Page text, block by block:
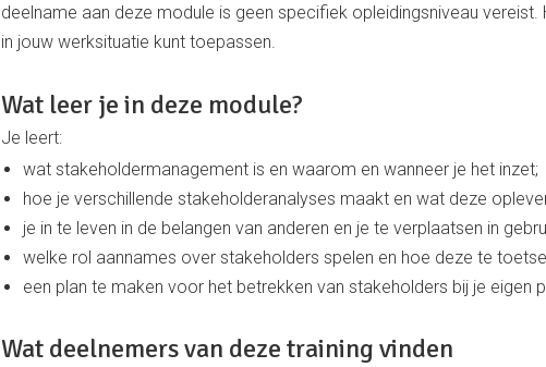
deelname aan deze module is geen specifiek opleidingsniveau
in jouw werksituatie kunt toepassen.
Wat leer je in deze module?
Je leert:
wat stakeholdermanagement is en waarom en wanneer je het inzet;
hoe je verschillende stakeholderanalyses maakt en wat deze
je in te leven in de belangen van anderen en je te verplaatsen in
welke rol aannames over stakeholders spelen en hoe deze te
een plan te maken voor het betrekken van stakeholders bij je eigen
Wat deelnemers van deze training vinden